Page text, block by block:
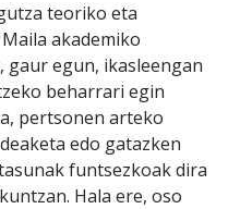
teoriko eta
akademiko
gaur egun, ikasleengan
beharrari egin
pertsonen arteko
edo gatazken
funtsezkoak dira
Hala ere, oso